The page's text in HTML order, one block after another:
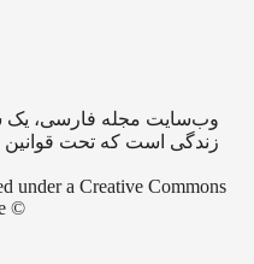
وب‌سایت مجله فارسی، یک
زندگی است که تحت قوانین
under a Creative Commons
©️